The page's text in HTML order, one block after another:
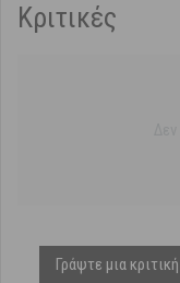
Κριτικές
Γράψτε μια κριτική